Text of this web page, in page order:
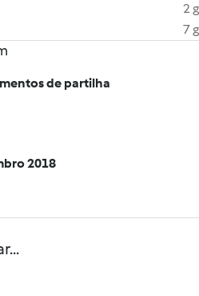
2 g
7 g
de partilha
2018